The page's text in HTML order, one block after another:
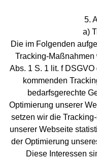
5.
a)
Die im Folgenden
Tracking-Maßnahmen
Abs. 1 S. 1 lit. f
kommenden
bedarfsgerechte
Optimierung unserer
setzen wir die
unserer Webseite
der Optimierung
Diese Interessen